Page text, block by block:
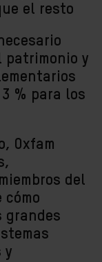
el resto
patrimonio y
% para los
Oxfam
del
cómo
grandes
y